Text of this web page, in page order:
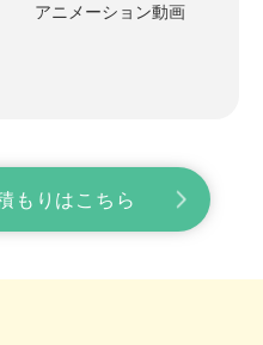
アニメーション動画
もりはこちら